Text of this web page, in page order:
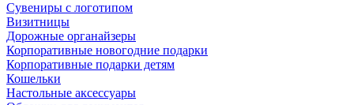
Сувениры с логотипом
Визитницы
Дорожные органайзеры
Корпоративные новогодние подарки
Корпоративные подарки детям
Кошельки
Настольные аксессуары